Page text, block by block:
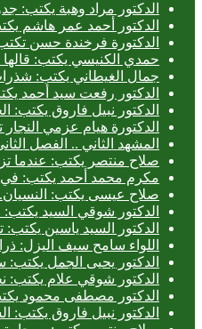
الدكتور مراد وهبة يكتب:
الدكتور أحمد عمر هاشم
الدكتورة فرخندة حسن
حمدي الكنيسي يكتب: قالها
جمال الغيطاني يكتب:
الدكتور رفعت سيد أحمد
الدكتور نبيل فاروق
الدكتورة هيام عزمي النجار
المشهد الثاني .. الفصل
صلاح منتصر يكتب: عندما
مكرم محمد أحمد يكتب: في
صلاح عيسى يكتب: النسيان..
الدكتور شوقي السيد يكتب:
الدكتور السيد ياسين يكتب:
اللواء سامح سيف اليزل:
الدكتور يحيى الجمل يكتب:
الدكتور شوقي علام يكتب:
الدكتور مصطفى محمود
الدكتور نبيل فاروق يكتب: